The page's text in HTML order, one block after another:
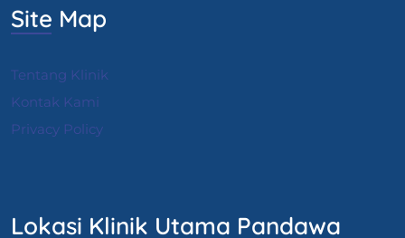
Site Map
Tentang Klinik
Kontak Kami
Privacy Policy
Lokasi Klinik Utama Pandawa